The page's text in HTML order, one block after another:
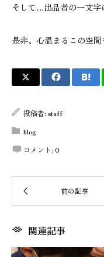
そして…出品者の一文
是非、心温まるこの空間
投稿者: staff
blog
コメント: 0
関連記事